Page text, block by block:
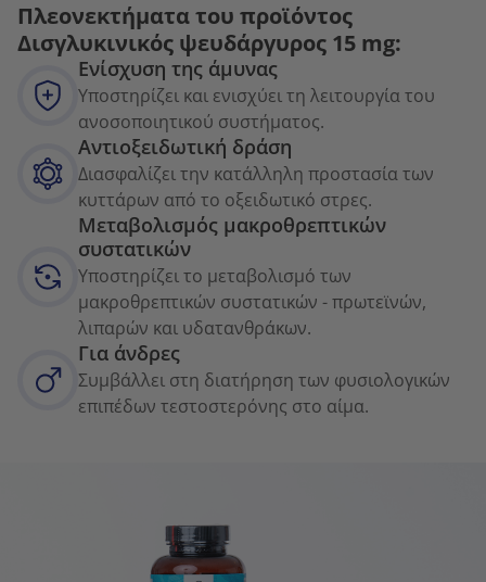
Πλεονεκτήματα του προϊόντος
Δισγλυκινικός ψευδάργυρος 15 mg:
Ενίσχυση της άμυνας
Υποστηρίζει και ενισχύει τη λειτουργία του
ανοσοποιητικού συστήματος.
Αντιοξειδωτική δράση
Διασφαλίζει την κατάλληλη προστασία των
κυττάρων από το οξειδωτικό στρες.
Μεταβολισμός μακροθρεπτικών
συστατικών
Υποστηρίζει το μεταβολισμό των
μακροθρεπτικών συστατικών - πρωτεϊνών,
λιπαρών και υδατανθράκων.
Για άνδρες
Συμβάλλει στη διατήρηση των φυσιολογικών
επιπέδων τεστοστερόνης στο αίμα.